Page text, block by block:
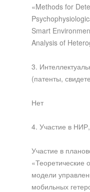
«Methods for
Smart
Analysis of
3.
(патенты,
Нет
4. Участие в
Участие в
«Теоретические
модели
мобильных